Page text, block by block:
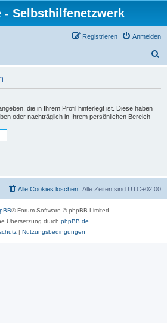
- Selbsthilfenetzwerk
Anmelden
Registrieren
die in Ihrem Profil hinterlegt ist. Diese haben
oder nachträglich in Ihrem persönlichen Bereich
Alle Zeiten sind UTC+02:00
Alle Cookies löschen
® Forum Software © phpBB Limited
Übersetzung durch phpBB.de
| Nutzungsbedingungen